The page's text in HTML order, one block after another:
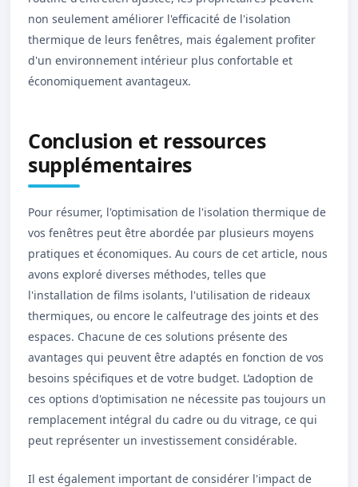
non seulement améliorer l'efficacité de l'isolation
thermique de leurs fenêtres, mais également profiter
d'un environnement intérieur plus confortable et
économiquement avantageux.
Conclusion et ressources
supplémentaires
Pour résumer, l'optimisation de l'isolation thermique de
vos fenêtres peut être abordée par plusieurs moyens
pratiques et économiques. Au cours de cet article, nous
avons exploré diverses méthodes, telles que
l'installation de films isolants, l'utilisation de rideaux
thermiques, ou encore le calfeutrage des joints et des
espaces. Chacune de ces solutions présente des
avantages qui peuvent être adaptés en fonction de vos
besoins spécifiques et de votre budget. L’adoption de
ces options d'optimisation ne nécessite pas toujours un
remplacement intégral du cadre ou du vitrage, ce qui
peut représenter un investissement considérable.
Il est également important de considérer l'impact de